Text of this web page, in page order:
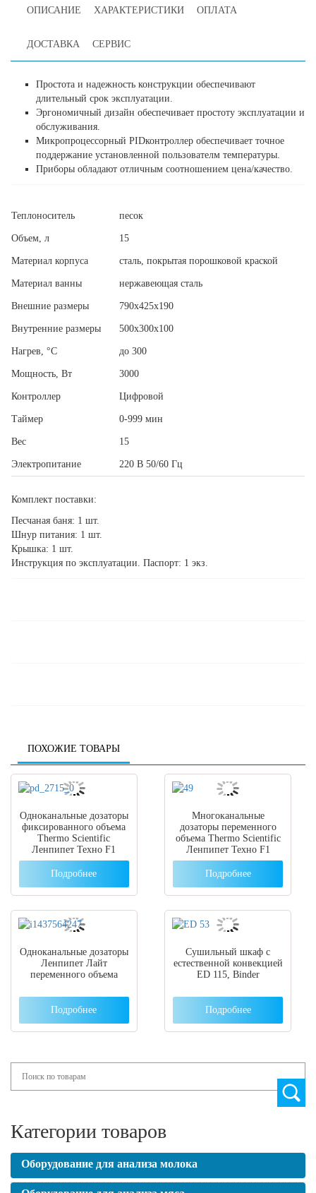
ОПИСАНИЕ ХАРАКТЕРИСТИКИ ОПЛАТА
ДОСТАВКА СЕРВИС
Простота и надежность конструкции обеспечивают
длительный срок эксплуатации.
Эргономичный дизайн обеспечивает простоту эксплуатации и
обслуживания.
Микропроцессорный PIDконтроллер обеспечивает точное
поддержание установленной пользователм температуры.
Приборы обладают отличным соотношением цена/качество.
Теплоноситель песок
Объем, л 15
Материал корпуса сталь, покрытая порошковой краской
Материал ванны нержавеющая сталь
Внешние размеры 790х425х190
Внутренние размеры 500х300х100
Нагрев, °С до 300
Мощность, Вт 3000
Контроллер Цифровой
Таймер 0-999 мин
Вес 15
Электропитание 220 В 50/60 Гц
Комплект поставки:
Песчаная баня: 1 шт.
Шнур питания: 1 шт.
Крышка: 1 шт.
Инструкция по эксплуатации. Паспорт: 1 экз.
ПОХОЖИЕ ТОВАРЫ
Одноканальные дозаторы
фиксированного объема
Thermo Scientific
Ленпипет Техно F1
Подробнее
Многоканальные
дозаторы переменного
объема Thermo Scientific
Ленпипет Техно F1
Подробнее
Одноканальные дозаторы
Ленпипет Лайт
переменного объема
Подробнее
Сушильный шкаф с
естественной конвекцией
ED 115, Binder
Подробнее
Категории товаров
Оборудование для анализа молока